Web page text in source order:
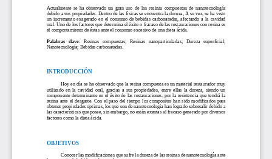
Actualmente  se  ha  observado  un  gran  uso  de  las  resinas  compuestas  de  nanotecnología
debido a sus propiedades. Dentro de las físicas se encuentra la dureza, A su vez, se ha visto
un  incremento  exagerado  en  el  consumo  de  bebidas  carbonatadas,  afectando  a  la cavidad
oral. Uno de los factores que determina el éxito o fracaso de las restauraciones con resina es
el comportamiento de éstas ante el consumo excesivo de una dieta ácida.
Palabras   clave: Resinas   compuestas;   Resinas   nanoparticuladas;   Dureza   superficial;
Nanotecnología; Bebidas carbonatadas.
INTRODUCCIÓN
Hoy en día se ha observado que la resina compuesta es un material restaurador muy
utilizado  en  la  cavidad  oral,  gracias  a  sus  propiedades,  entre  ellas  la  dureza,
siendo  un
componente determinante en el éxito de las restauraciones, por la resistencia que tendrá la
resina  ante el  desgaste. Con  el  paso  del  tiempo  los  composites  han  sido  modificados para
obtener propiedades optimas, los que son de nanotecnología han logrado sobresalir debido a
las características que posee, sin embargo, no están exentas al fracaso generado por diversos
factores como la dieta ácida.
OBJETIVOS
Conocer las modificaciones que sufre la dureza de las resinas de nanotecnología ante